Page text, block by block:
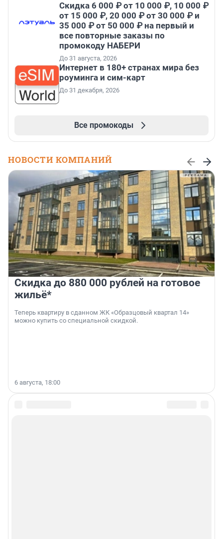
Скидка 6 000 ₽ от 10 000 ₽, 10 000 ₽
от 15 000 ₽, 20 000 ₽ от 30 000 ₽ и
35 000 ₽ от 50 000 ₽ на первый и
все повторные заказы по
промокоду НАБЕРИ
До 31 августа, 2026
Интернет в 180+ странах мира без
роуминга и сим-карт
До 31 декабря, 2026
Все промокоды
НОВОСТИ КОМПАНИЙ
Скидка до 880 000 рублей на готовое
жильё*
Теперь квартиру в сданном ЖК «Образцовый квартал 14»
можно купить со специальной скидкой.
6 августа, 18:00